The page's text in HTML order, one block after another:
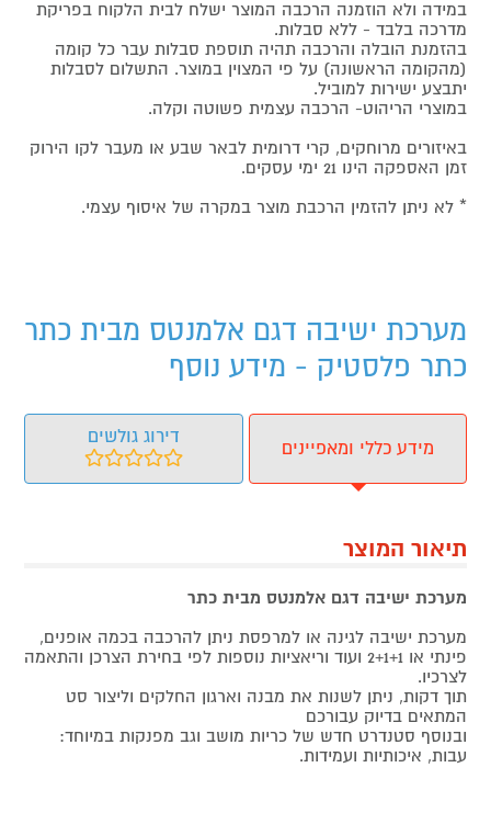
במידה ולא הוזמנה הרכבה המוצר ישלח לבית הלקוח בפריקת
מדרכה בלבד - ללא סבלות.
בהזמנת הובלה והרכבה תהיה תוספת סבלות עבר כל קומה
(מהקומה הראשונה) על פי המצוין במוצר. התשלום לסבלות
יתבצע ישירות למוביל.
במוצרי הריהוט- הרכבה עצמית פשוטה וקלה.
באיזורים מרוחקים, קרי דרומית לבאר שבע או מעבר לקו הירוק
זמן האספקה הינו 21 ימי עסקים.
* לא ניתן להזמין הרכבת מוצר במקרה של איסוף עצמי.
מערכת ישיבה דגם אלמנטס מבית כתר
כתר פלסטיק - מידע נוסף
מידע כללי ומאפיינים
דירוג גולשים
תיאור המוצר
מערכת ישיבה דגם אלמנטס מבית כתר
מערכת ישיבה לגינה או למרפסת ניתן להרכבה בכמה אופנים,
פינתי או 2+1+1 ועוד וריאציות נוספות לפי בחירת הצרכן והתאמה
לצרכיו.
תוך דקות, ניתן לשנות את מבנה וארגון החלקים וליצור סט
המתאים בדיוק עבורכם
ובנוסף סטנדרט חדש של כריות מושב וגב מפנקות במיוחד:
עבות, איכותיות ועמידות.